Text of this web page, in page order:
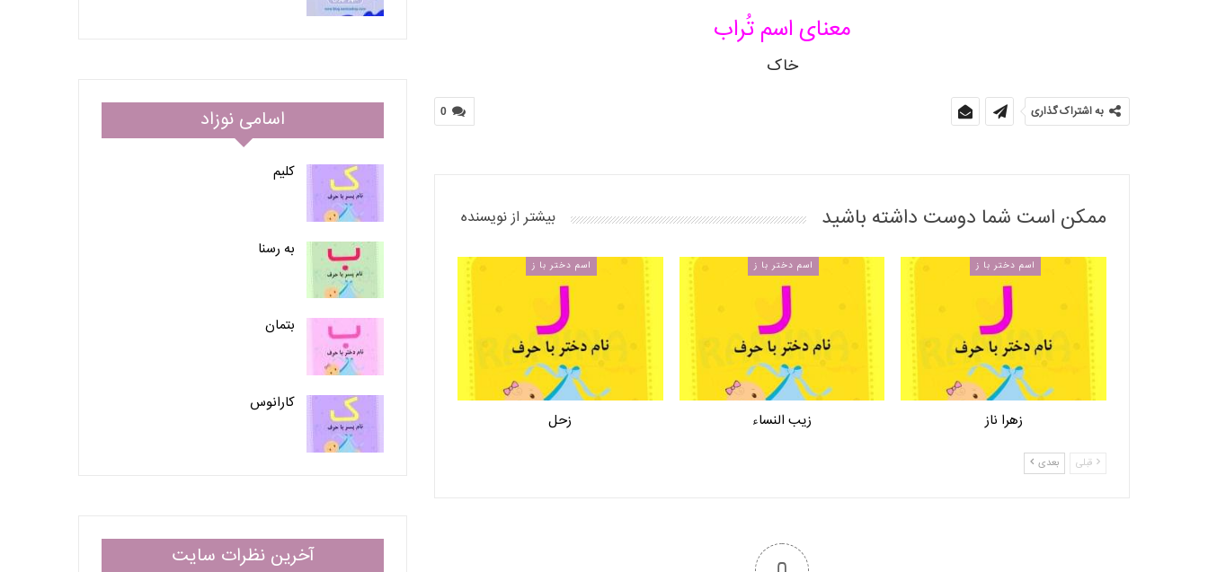
معنای اسمتُراب
خاک
0 به اشتراک گذاری
ممکن است شما دوست داشته باشید بیشتر از نویسنده
اسم دختر با ز
زهرا ناز
اسم دختر با ز
زیب النساء
اسم دختر با ز
زحل
قبلی بعدی
اسامی نوزاد
کلیم
به رسنا
بتمان
کارانوس
آخرین نظرات سایت